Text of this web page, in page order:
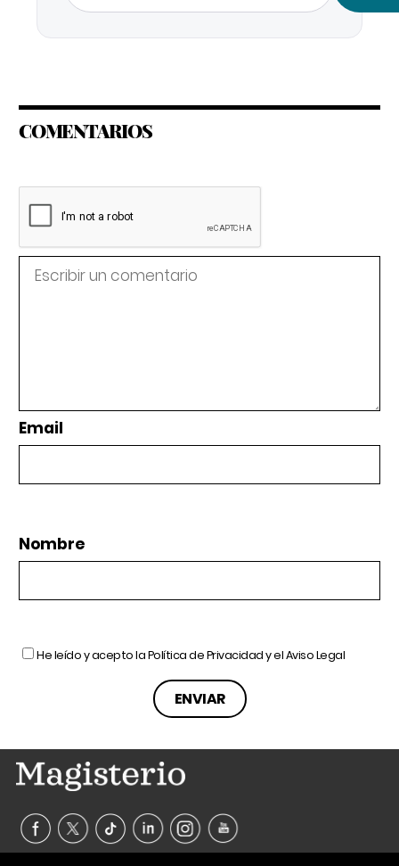
COMENTARIOS
Email
Nombre
He leído y acepto laPolítica de Privacidady elAviso Legal